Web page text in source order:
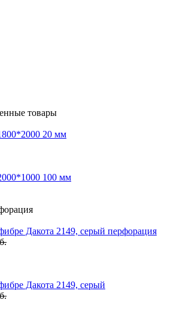
товары
20 мм
100 мм
Дакота 2149, серый перфорация
Дакота 2149, серый